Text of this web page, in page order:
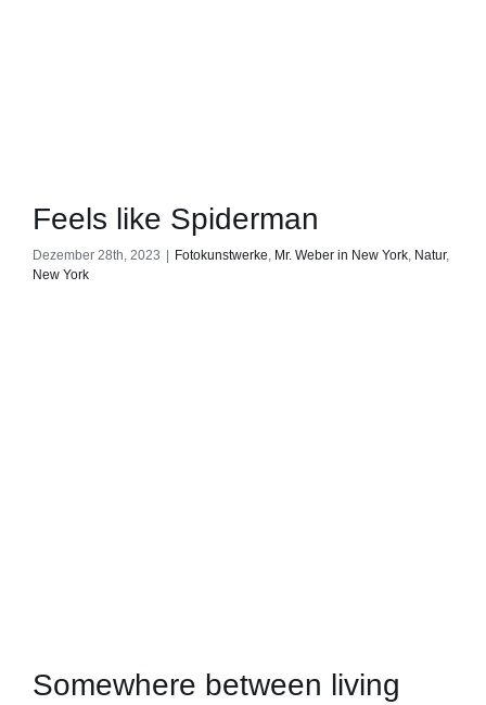
Feels like Spiderman
Dezember 28th, 2023 Fotokunstwerke, Mr. Weber in New York, Natur,
New York
Somewhere between living